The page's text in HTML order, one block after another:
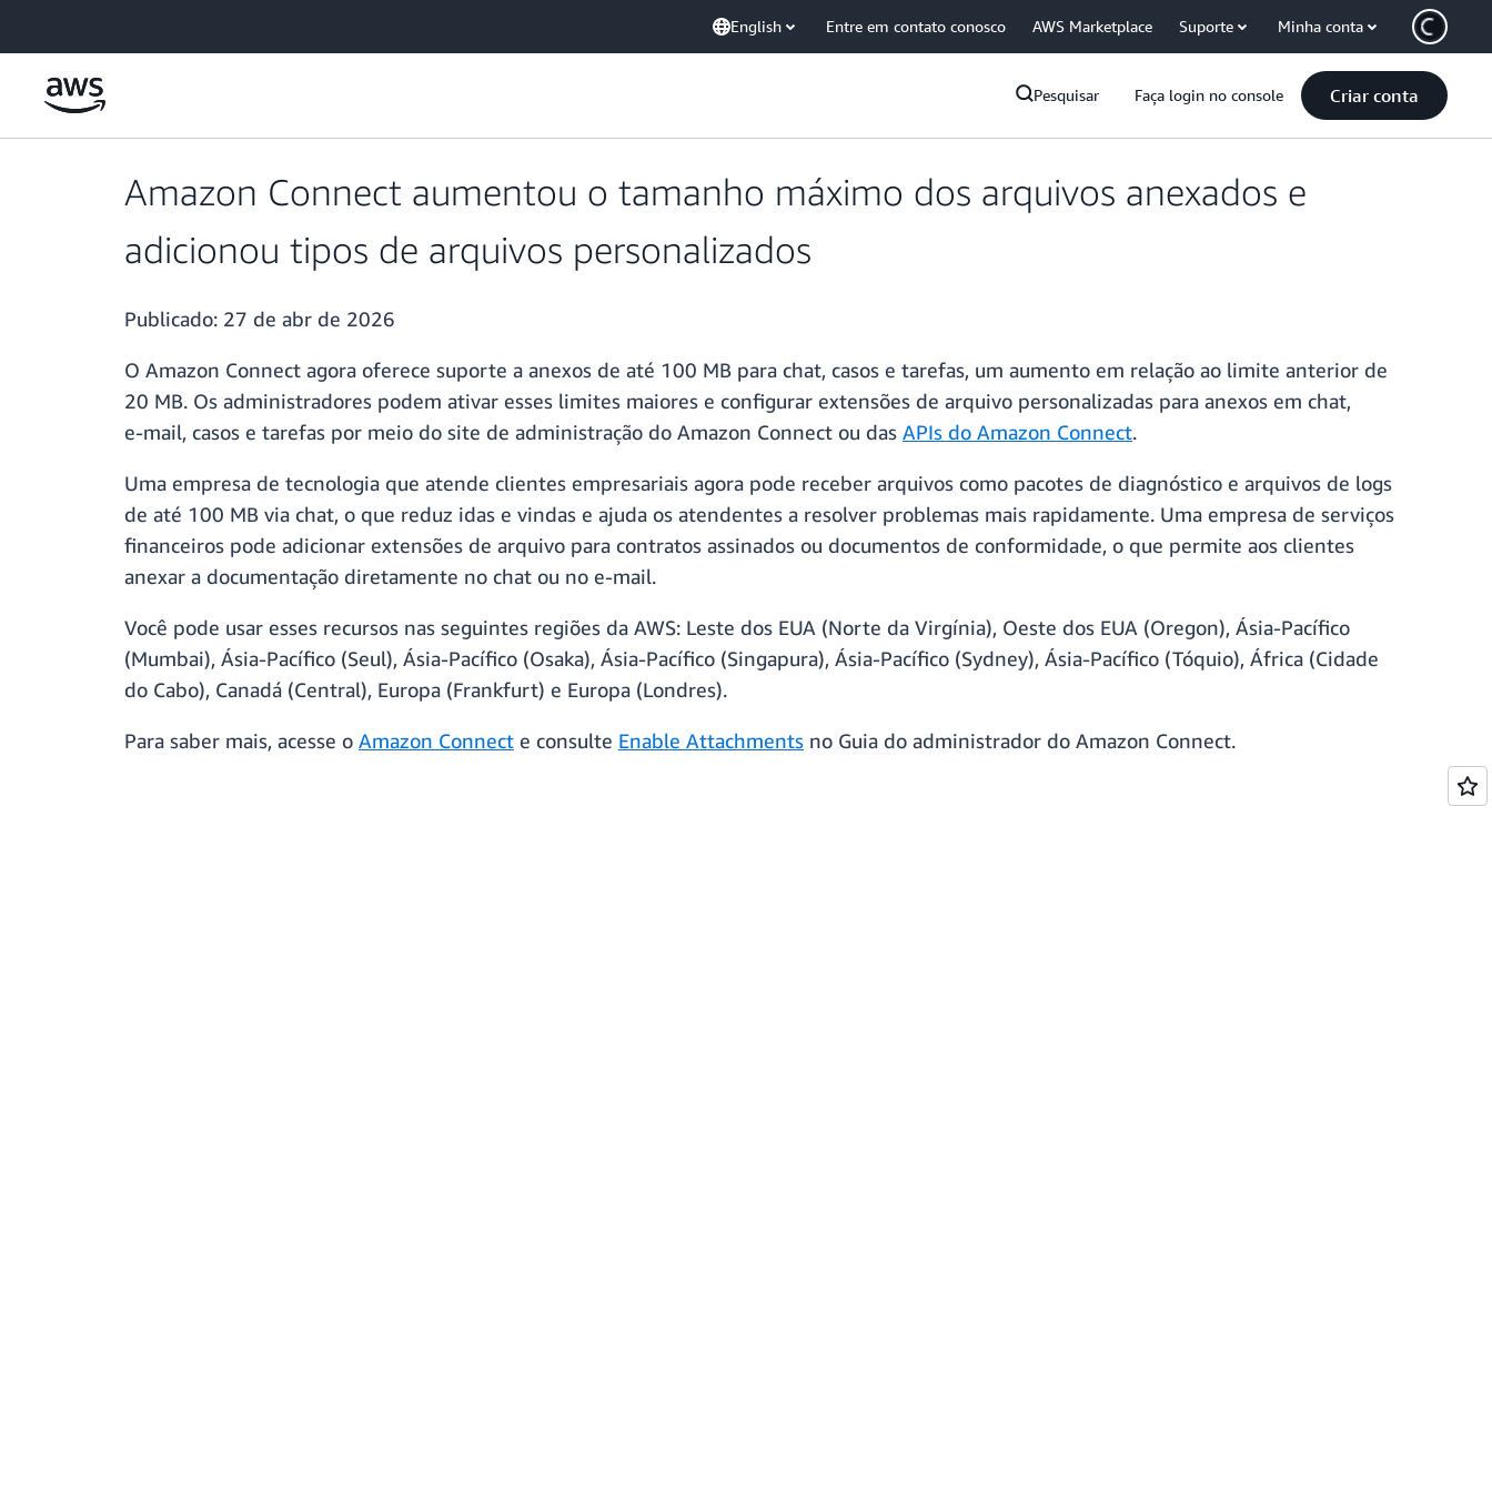
English Entre em contato conosco AWS Marketplace Suporte Minha conta
Pesquisar Faça login no console Criar conta
Amazon Connect aumentou o tamanho máximo dos arquivos anexados e
adicionou tipos de arquivos personalizados
Publicado: 27 de abr de 2026
O Amazon Connect agora oferece suporte a anexos de até 100 MB para chat, casos e tarefas, um aumento em relação ao limite anterior de
20 MB. Os administradores podem ativar esses limites maiores e configurar extensões de arquivo personalizadas para anexos em chat,
e‑mail, casos e tarefas por meio do site de administração do Amazon Connect ou das APIs do Amazon Connect.
Uma empresa de tecnologia que atende clientes empresariais agora pode receber arquivos como pacotes de diagnóstico e arquivos de logs
de até 100 MB via chat, o que reduz idas e vindas e ajuda os atendentes a resolver problemas mais rapidamente. Uma empresa de serviços
financeiros pode adicionar extensões de arquivo para contratos assinados ou documentos de conformidade, o que permite aos clientes
anexar a documentação diretamente no chat ou no e‑mail.
Você pode usar esses recursos nas seguintes regiões da AWS: Leste dos EUA (Norte da Virgínia), Oeste dos EUA (Oregon), Ásia-Pacífico
(Mumbai), Ásia-Pacífico (Seul), Ásia-Pacífico (Osaka), Ásia-Pacífico (Singapura), Ásia-Pacífico (Sydney), Ásia-Pacífico (Tóquio), África (Cidade
do Cabo), Canadá (Central), Europa (Frankfurt) e Europa (Londres).
Para saber mais, acesse o Amazon Connect e consulte Enable Attachments no Guia do administrador do Amazon Connect.